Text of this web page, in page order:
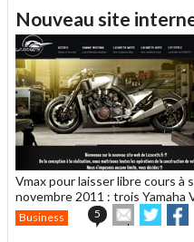
Nouveau site
Vmax pour laisser libre cours à
novembre 2011 : trois Yamaha
Business 5
Envoyer
cet sur sur